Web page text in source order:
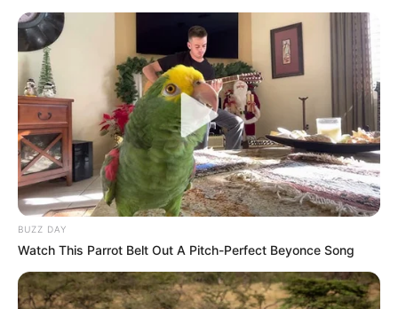
BUZZ DAY
Watch This Parrot Belt Out A Pitch-Perfect Beyonce Song